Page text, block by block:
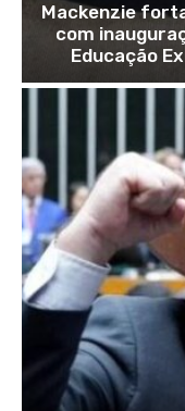
Mackenzie
com
Educação